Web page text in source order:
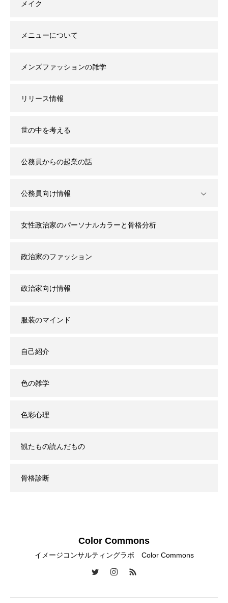
メイク
メニューについて
メンズファッションの雑学
リリース情報
世の中を考える
公務員からの起業の話
公務員向け情報
女性政治家のパーソナルカラーと骨格分析
政治家のファッション
政治家向け情報
服装のマインド
自己紹介
色の雑学
色彩心理
観たもの読んだもの
骨格診断
Color Commons
イメージコンサルティングラボ Color Commons